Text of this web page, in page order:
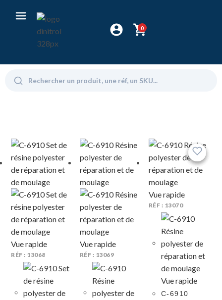
0
Vue rapide
RÉF : 13068
Vue rapide
RÉF : 13069
Vue rapide
RÉF : 13070
Vue rapide
C-6910